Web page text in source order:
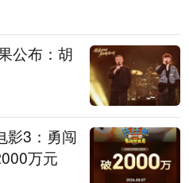
公布：胡
影3：勇闯
万元